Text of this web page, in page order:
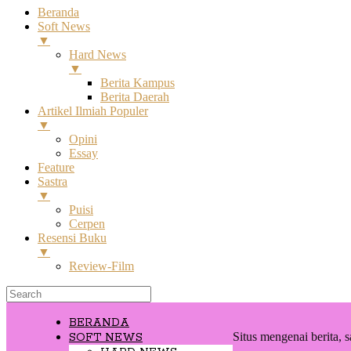
Beranda
Soft News
▼
Hard News
▼
Berita Kampus
Berita Daerah
Artikel Ilmiah Populer
▼
Opini
Essay
Feature
Sastra
▼
Puisi
Cerpen
Resensi Buku
▼
Review-Film
BERANDA
SOFT NEWS
Situs mengenai berita,